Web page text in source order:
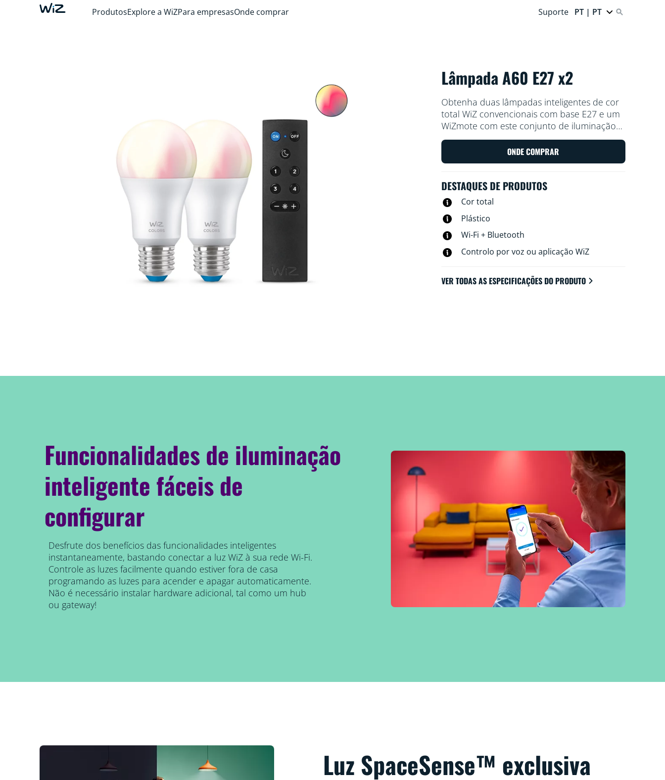
ProdutosExplore a WiZPara empresasOnde comprar Suporte PT | PT
Lâmpada A60 E27 x2
Obtenha duas lâmpadas inteligentes de cor
total WiZ convencionais com base E27 e um
WiZmote com este conjunto de iluminação
inteligente. Utilize-o com o WiZmote, a
aplicação WiZ ou a sua voz atenuar ou
intensificar a luz, ou utilize os modos de luz
ONDE COMPRAR
DESTAQUES DE PRODUTOS
Cor total
Plástico
Wi-Fi + Bluetooth
Controlo por voz ou aplicação WiZ
VER TODAS AS ESPECIFICAÇÕES DO PRODUTO
Funcionalidades de iluminação
inteligente fáceis de
configurar
Desfrute dos benefícios das funcionalidades inteligentes
instantaneamente, bastando conectar a luz WiZ à sua rede Wi-Fi.
Controle as luzes facilmente quando estiver fora de casa
programando as luzes para acender e apagar automaticamente.
Não é necessário instalar hardware adicional, tal como um hub
ou gateway!
Luz SpaceSense™ exclusiva